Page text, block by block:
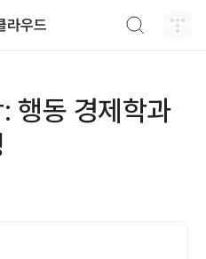
라우드
행동 경제학과